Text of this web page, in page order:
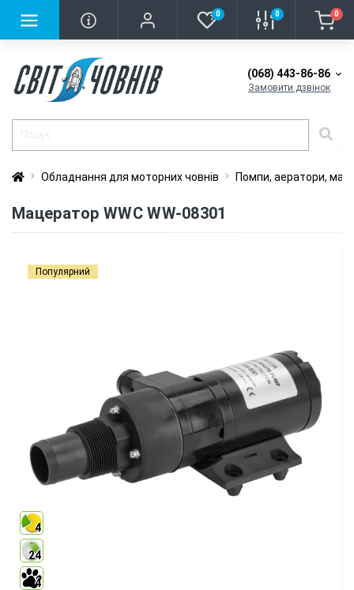
0 0 0
(068) 443-86-86
Замовити дзвінок
Обладнання для моторних човнів Помпи, аератори,
Мацератор WWC WW-08301
Популярний
4
24
4